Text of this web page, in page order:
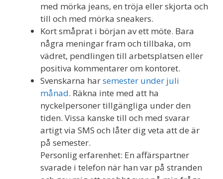
med mörka jeans, en tröja eller skjorta och
till och med mörka sneakers.
Kort småprat i början av ett möte. Bara
några meningar fram och tillbaka, om
vädret, pendlingen till arbetsplatsen eller
positiva kommentarer om kontoret.
Svenskarna harsemester under juli
månad. Räkna inte med att ha
nyckelpersoner tillgängliga under den
tiden. Vissa kanske till och med svarar
artigt via SMS och låter dig veta att de är
på semester.
Personlig erfarenhet: En affärspartner
svarade i telefon när han var på stranden